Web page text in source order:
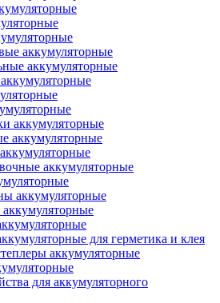
аккумуляторные
аккумуляторные
аккумуляторные
аккумуляторные
аккумуляторные
аккумуляторные
для герметика и клея
аккумуляторные